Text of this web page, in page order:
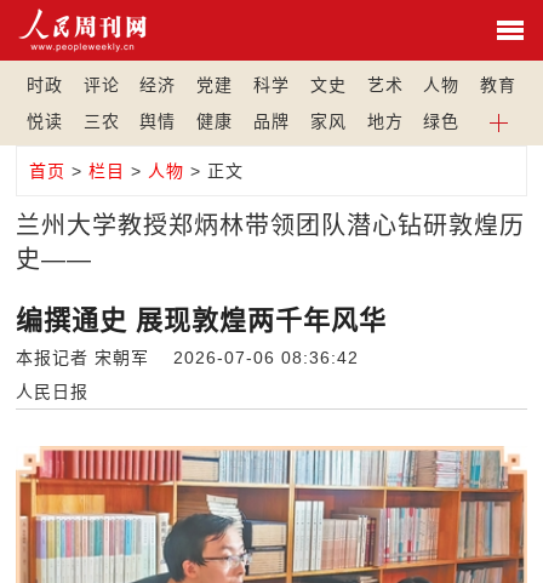
时政 评论 经济 党建 科学 文史 艺术 人物
教育
悦读
三农 舆情 健康 品牌 家风 地方 绿色
首页 >栏目 > 人物 > 正文
兰州大学教授郑炳林带领团队潜心钻研敦煌历
史——
编撰通史 展现敦煌两千年风华
本报记者 宋朝军 2026-07-06 08:36:42
人民日报